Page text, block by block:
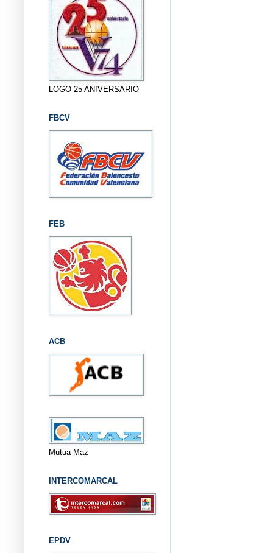
LOGO 25 ANIVERSARIO
FBCV
FEB
ACB
Mutua Maz
INTERCOMARCAL
EPDV